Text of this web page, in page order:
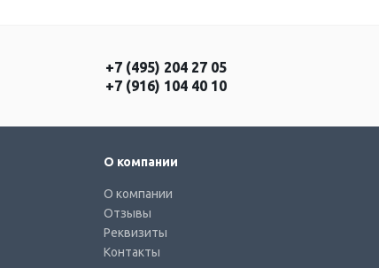
+7 (495) 204 27 05
+7 (916) 104 40 10
О компании
О компании
Отзывы
Реквизиты
Контакты